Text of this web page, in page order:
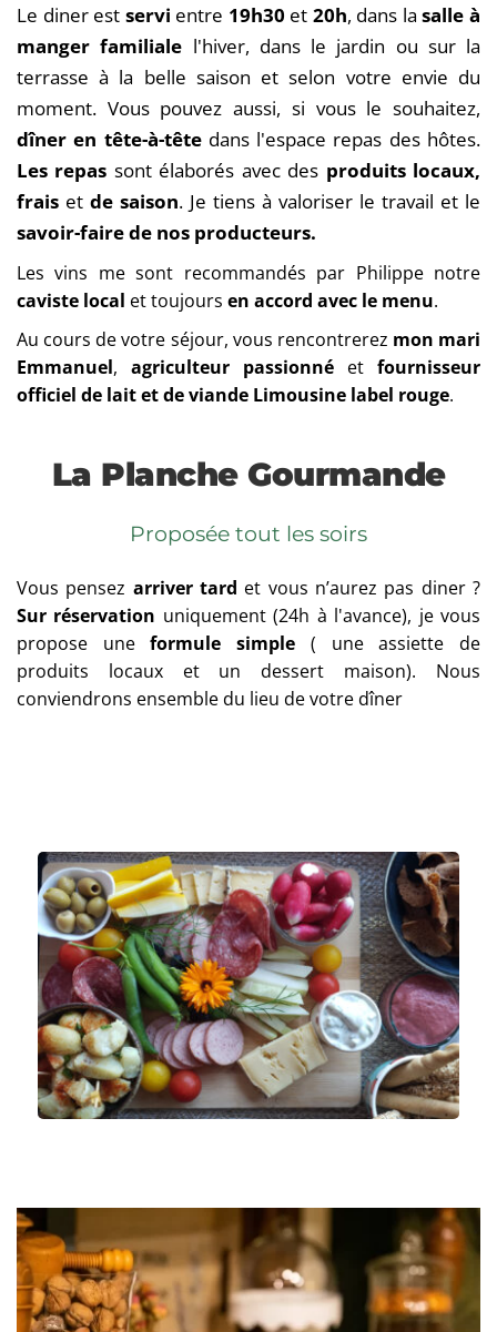
Le diner est servi entre 19h30 et 20h, dans la salle à
manger familiale l'hiver, dans le jardin ou sur la
terrasse à la belle saison et selon votre envie du
dîner en tête-à-tête dans l'espace repas des hôtes.
Les repas sont élaborés avec des produits locaux,
frais et de saison
savoir-faire de nos producteurs.
caviste local et toujours en accord avec le menu.
Au cours de votre séjour, vous rencontrerez mon mari
Emmanuel, agriculteur passionné et fournisseur
officiel de lait et de viande Limousine label rouge.
La Planche Gourmande
Proposée tout les soirs
Vous pensez arriver tard
Sur réservation uniquement (24h à l'avance), je vous
propose une formule simple ( une assiette de
produits locaux et un dessert maison). Nous
conviendrons ensemble du lieu de votre dîner